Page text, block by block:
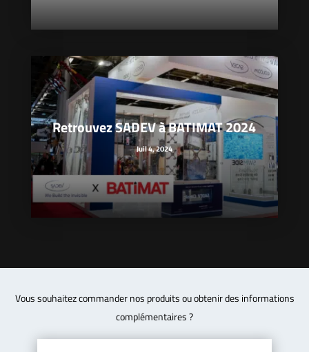
Retrouvez SADEV à BATIMAT 2024
Juil 4, 2024
Vous souhaitez commander nos produits ou obtenir des informations
complémentaires ?